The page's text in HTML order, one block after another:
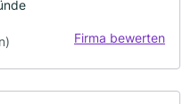
Firma bewerten